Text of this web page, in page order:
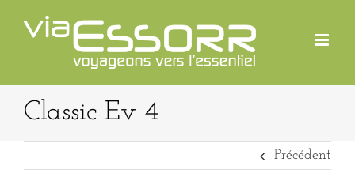
contenu
Classic Ev 4
Précédent